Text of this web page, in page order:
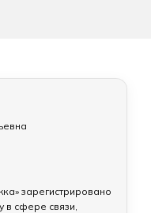
зарегистрировано
в сфере связи,